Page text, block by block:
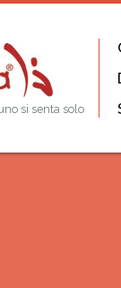
si senta solo